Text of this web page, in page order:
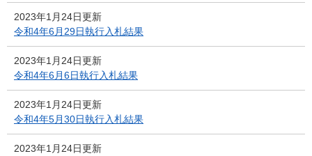
2023年1月24日更新
令和4年6月29日執行入札結果
2023年1月24日更新
令和4年6月6日執行入札結果
2023年1月24日更新
令和4年5月30日執行入札結果
2023年1月24日更新